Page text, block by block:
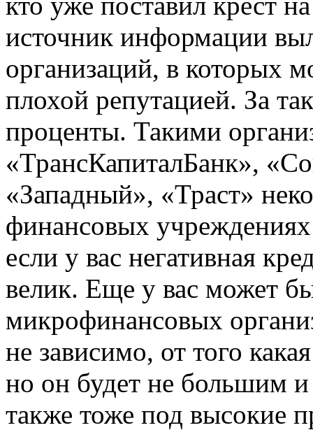
источник информации
организаций, в которых
плохой репутацией. За
проценты. Такими
«ТрансКапиталБанк»,
«Западный», «Траст»
финансовых
если у вас негативная
велик. Еще у вас может
микрофинансовых
не зависимо, от того
но он будет не большим
также тоже под высокие